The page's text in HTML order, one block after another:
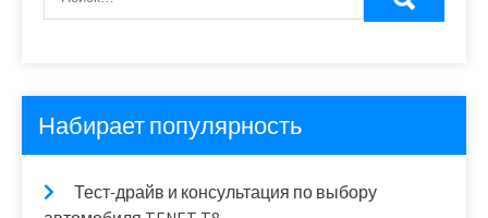
Набирает популярность
Тест-драйв и консультация по выбору